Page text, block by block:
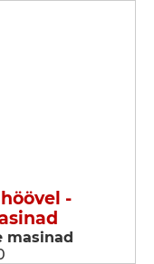
-
masinad